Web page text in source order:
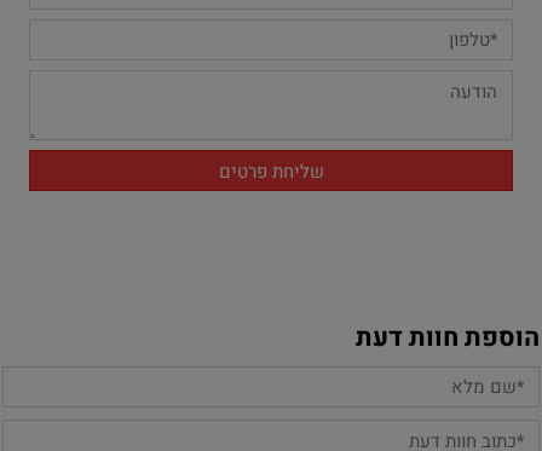
הוספת חוות דעת